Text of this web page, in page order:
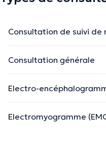
Consultation de suivi de
Consultation générale
Electro-
Electromyogramme